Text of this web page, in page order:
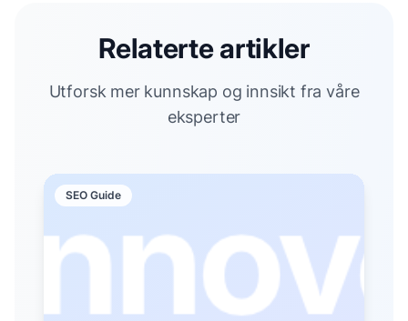
Relaterte artikler
Utforsk mer kunnskap og innsikt fra våre
eksperter
SEO Guide